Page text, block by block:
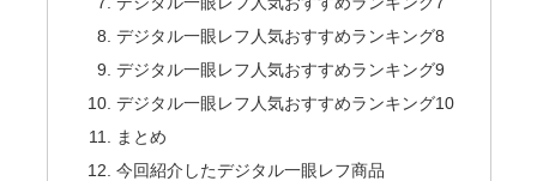
デジタル一眼レフ人気おすすめランキング8
デジタル一眼レフ人気おすすめランキング9
デジタル一眼レフ人気おすすめランキング10
まとめ
今回紹介したデジタル一眼レフ商品